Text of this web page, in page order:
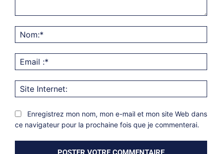
:*
Enregistrez mon nom, mon e-mail et mon site Web dans
ce navigateur pour la prochaine fois que je commenterai.